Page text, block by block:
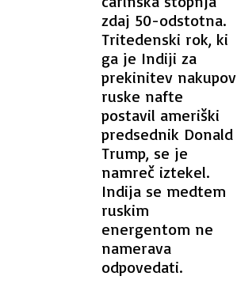
zdaj 50-odstotna.
Tritedenski rok, ki
ga je Indiji za
prekinitev nakupov
ruske nafte
postavil ameriški
predsednik Donald
Trump, se je
namreč iztekel.
Indija se medtem
ruskim
energentom ne
namerava
odpovedati.